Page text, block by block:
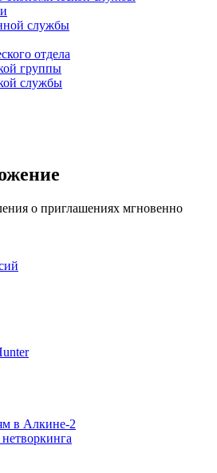
службы
отдела
группы
службы
о приглашениях мгновенно
в Алкине-2